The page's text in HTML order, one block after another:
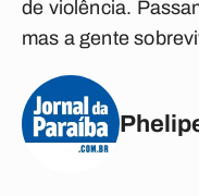
de violência.
mas a gente